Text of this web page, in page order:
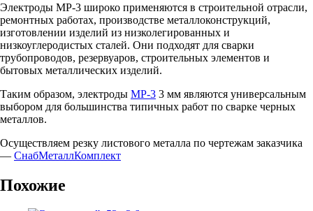
Электроды МР-3 широко применяются в строительной отрасли,
ремонтных работах, производстве металлоконструкций,
изготовлении изделий из низколегированных и
низкоуглеродистых сталей. Они подходят для сварки
трубопроводов, резервуаров, строительных элементов и
бытовых металлических изделий.
Таким образом, электроды МР-3 3 мм являются универсальным
выбором для большинства типичных работ по сварке черных
металлов.
Осуществляем резку листового металла по чертежам заказчика
— СнабМеталлКомплект
Похожие